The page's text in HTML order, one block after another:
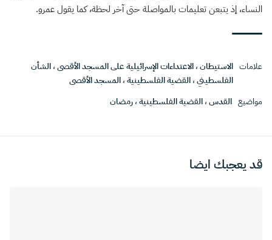
النساء، إذ يتبعن تعليمات بالمواصلة حتى آخر لحظة، كما يقول عمرو.
علامات الاستيطان،الاعتداءات الإسرائيلية على المسجد الأقصى،الشأن
الفلسطيني،القضية الفلسطينية،المسجد الأقصى
مواضيع القدس،القضية الفلسطينية،رمضان
قد يعجبك ايضا